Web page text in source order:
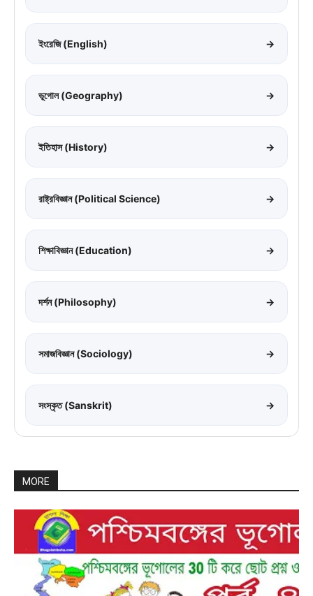
ইংরেজি (English) →
ভূগোল (Geography) →
ইতিহাস (History) →
রাষ্ট্রবিজ্ঞান (Political Science) →
শিক্ষাবিজ্ঞান (Education) →
দর্শন (Philosophy) →
সমাজবিজ্ঞান (Sociology) →
সংস্কৃত (Sanskrit) →
MORE